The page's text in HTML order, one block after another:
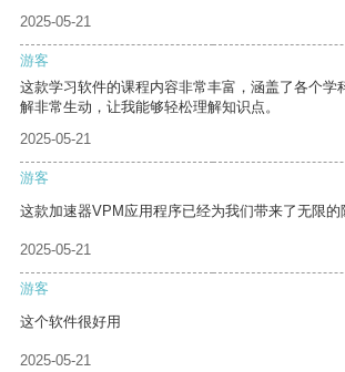
2025-05-21
游客
这款学习软件的课程内容非常丰富，涵盖了各个学
解非常生动，让我能够轻松理解知识点。
2025-05-21
游客
这款加速器VPM应用程序已经为我们带来了无限的
2025-05-21
游客
这个软件很好用
2025-05-21